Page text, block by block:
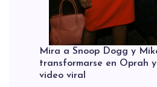
Mira a Snoop Dogg y
transformarse en Oprah
video viral